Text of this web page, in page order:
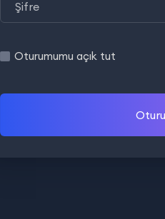
Oturumumu açık tut